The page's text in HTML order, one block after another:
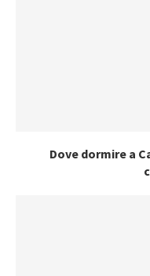
Dove dormire a